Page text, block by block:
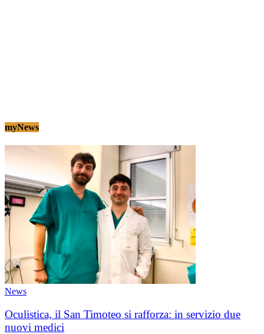
myNews
News
Oculistica, il San Timoteo si rafforza: in servizio due
nuovi medici